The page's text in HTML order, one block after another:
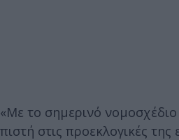
«Με το σημερινό
πιστή στις προεκλογικές